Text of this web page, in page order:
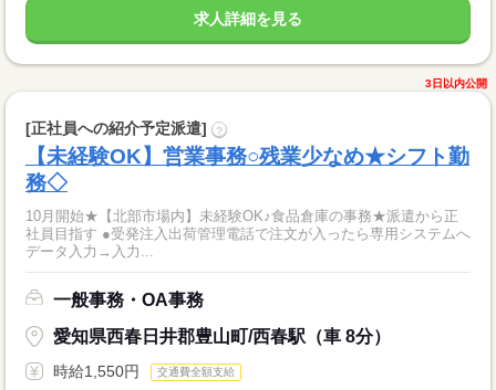
求人詳細を見る
3日以内公開
[正社員への紹介予定派遣] ?
【未経験OK】営業事務○残業少なめ★シフト勤
務◇
10月開始★【北部市場内】未経験OK♪食品倉庫の事務★派遣から正
社員目指す ●受発注入出荷管理電話で注文が入ったら専用システムへ
データ入力→入力...
一般事務・OA事務
愛知県西春日井郡豊山町/西春駅（車 8分）
時給1,550円 交通費全額支給